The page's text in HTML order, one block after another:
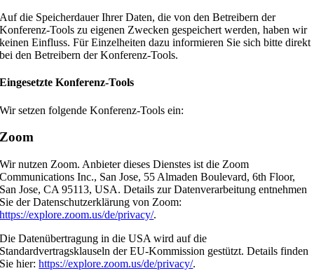
Auf die Speicherdauer Ihrer Daten, die von den Betreibern der
Konferenz-Tools zu eigenen Zwecken gespeichert werden, haben wir
keinen Einfluss. Für Einzelheiten dazu informieren Sie sich bitte direkt
bei den Betreibern der Konferenz-Tools.
Eingesetzte Konferenz-Tools
Wir setzen folgende Konferenz-Tools ein:
Zoom
Wir nutzen Zoom. Anbieter dieses Dienstes ist die Zoom
Communications Inc., San Jose, 55 Almaden Boulevard, 6th Floor,
San Jose, CA 95113, USA. Details zur Datenverarbeitung entnehmen
Sie der Datenschutzerklärung von Zoom:
https://explore.zoom.us/de/privacy/.
Die Datenübertragung in die USA wird auf die
Standardvertragsklauseln der EU-Kommission gestützt. Details finden
Sie hier:https://explore.zoom.us/de/privacy/.